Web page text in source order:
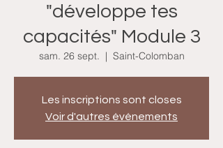
"développe tes
capacités" Module 3
sam. 26 sept.
  |
Saint-Colomban
Les inscriptions sont closes
Voir d'autres événements